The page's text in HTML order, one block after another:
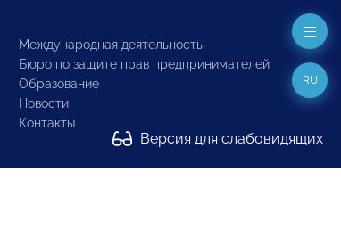
Международная деятельность
Бюро по защите прав предпринимателей
Образование
Новости
Контакты
Версия для слабовидящих
RU